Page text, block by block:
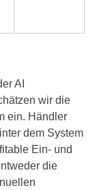
AI
wir die
ein. Händler
dem System
Ein- und
die